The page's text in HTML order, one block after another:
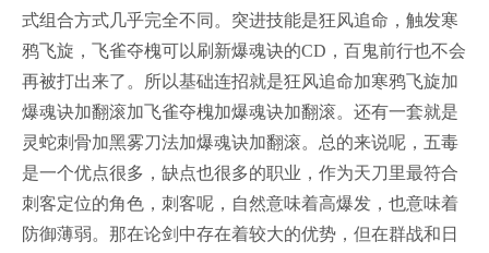
式组合方式几乎完全不同。突进技能是狂风追命，触发寒
鸦飞旋，飞雀夺槐可以刷新爆魂诀的CD，百鬼前行也不会
再被打出来了。所以基础连招就是狂风追命加寒鸦飞旋加
爆魂诀加翻滚加飞雀夺槐加爆魂诀加翻滚。还有一套就是
灵蛇刺骨加黑雾刀法加爆魂诀加翻滚。总的来说呢，五毒
是一个优点很多，缺点也很多的职业，作为天刀里最符合
刺客定位的角色，刺客呢，自然意味着高爆发，也意味着
防御薄弱。那在论剑中存在着较大的优势，但在群战和日